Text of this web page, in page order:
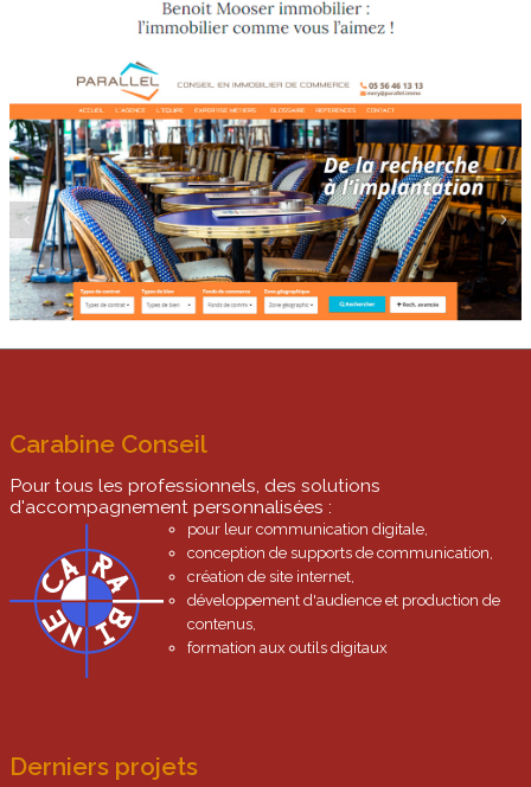
Carabine Conseil
Pour tous les professionnels, des solutions
d'accompagnement personnalisées :
pour leur communication digitale,
conception de supports de communication,
création de site internet,
développement d'audience et production de
contenus,
formation aux outils digitaux
Derniers projets